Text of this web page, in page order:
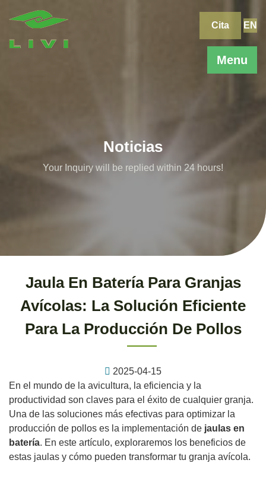
Menu
Cita EN
Noticias
Your Inquiry will be replied within 24 hours!
Jaula En Batería Para Granjas
Avícolas: La Solución Eficiente
Para La Producción De Pollos
2025-04-15
En el mundo de la avicultura, la eficiencia y la
productividad son claves para el éxito de cualquier granja.
Una de las soluciones más efectivas para optimizar la
producción de pollos es la implementación de jaulas en
batería. En este artículo, exploraremos los beneficios de
estas jaulas y cómo pueden transformar tu granja avícola.